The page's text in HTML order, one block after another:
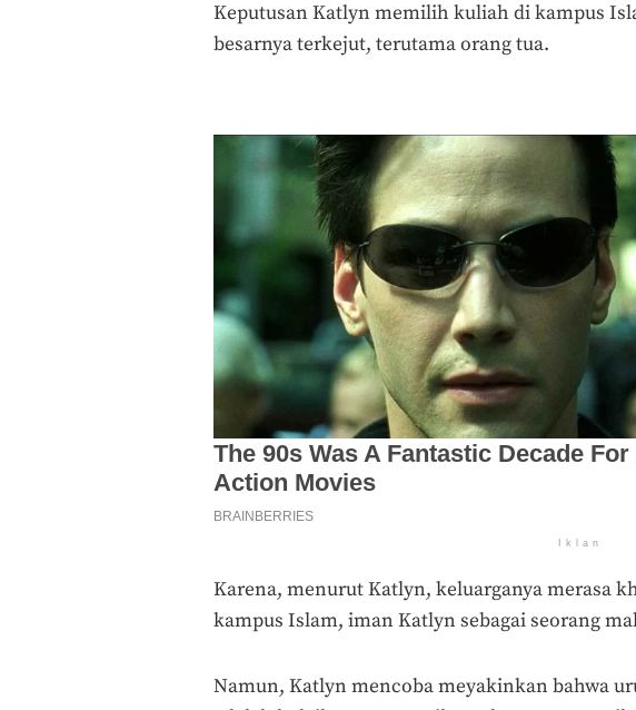
Keputusan Katlyn memilih kuliah di kampus
besarnya terkejut, terutama orang tua.
Iklan
Karena, menurut Katlyn, keluarganya merasa
kampus Islam, iman Katlyn sebagai seorang
Namun, Katlyn mencoba meyakinkan bahwa